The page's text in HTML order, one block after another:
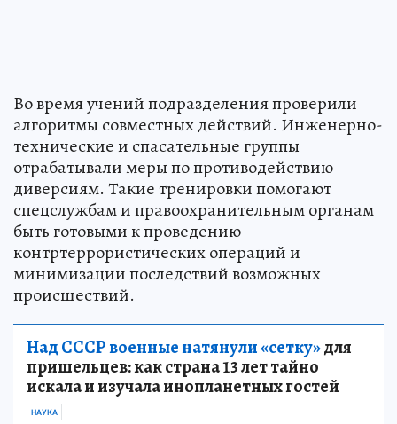
Во время учений подразделения проверили
алгоритмы совместных действий. Инженерно-
технические и спасательные группы
отрабатывали меры по противодействию
диверсиям. Такие тренировки помогают
спецслужбам и правоохранительным органам
быть готовыми к проведению
контртеррористических операций и
минимизации последствий возможных
происшествий.
Над СССР военные натянули «сетку»для
пришельцев: как страна 13 лет тайно
искала и изучала инопланетных гостей
НАУКА